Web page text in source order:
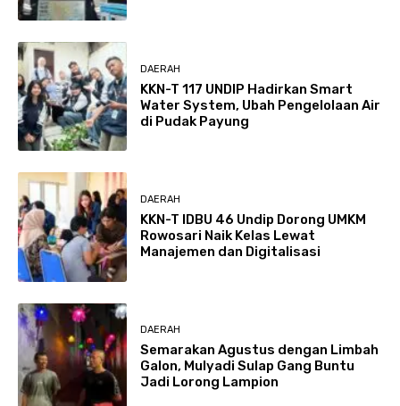
DAERAH
KKN-T 117 UNDIP Hadirkan Smart
Water System, Ubah Pengelolaan Air
di Pudak Payung
DAERAH
KKN-T IDBU 46 Undip Dorong UMKM
Rowosari Naik Kelas Lewat
Manajemen dan Digitalisasi
DAERAH
Semarakan Agustus dengan Limbah
Galon, Mulyadi Sulap Gang Buntu
Jadi Lorong Lampion